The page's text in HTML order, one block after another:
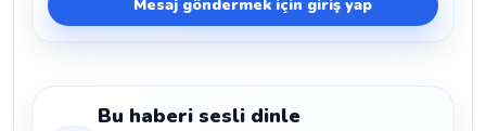
Mesaj göndermek için giriş yap
Bu haberi sesli dinle